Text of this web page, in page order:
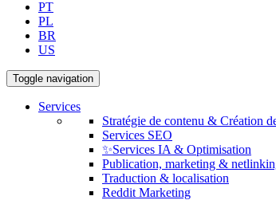
PT
PL
BR
US
Toggle navigation
Services
Stratégie de contenu & Création
Services SEO
✨Services IA & Optimisation
Publication, marketing &
Traduction & localisation
Reddit Marketing